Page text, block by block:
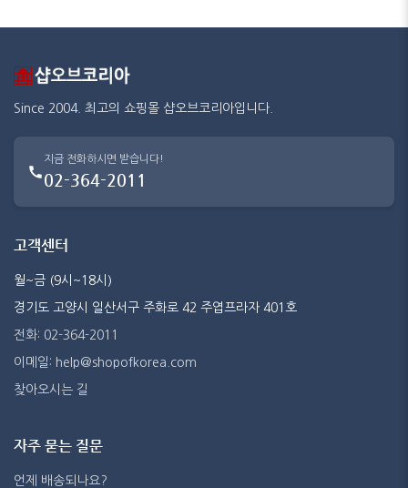
Since 2004. 최고의 쇼핑몰 샵오브코리아입니다.
지금 전화하시면 받습니다!
02-364-2011
고객센터
월~금 (9시~18시)
경기도 고양시 일산서구 주화로 42 주엽프라자 401호
전화: 02-364-2011
이메일: help@shopofkorea.com
찾아오시는 길
자주 묻는 질문
언제 배송되나요?